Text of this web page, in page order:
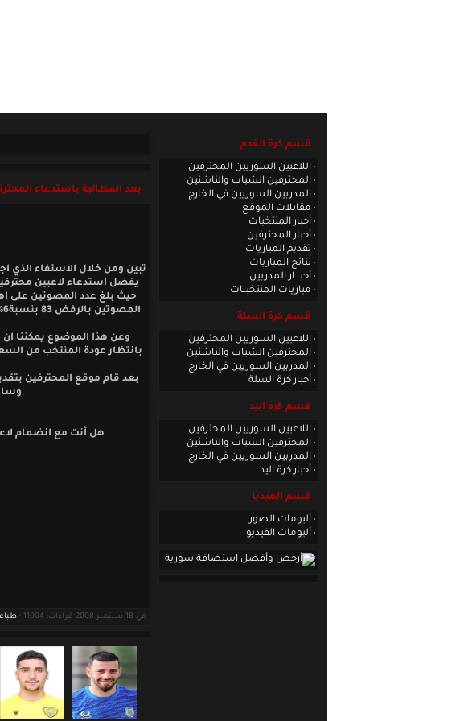
قسم كرة القدم
اللاعبين السوريين المحترفين
المحترفين الشباب والناشئين
المدربين السوريين في الخارج
مقابلات الموقع
أخبار المنتخبات
أخبار المحترفين
تقديم المباريات
نتائج المباريات
أخبـــار المدربين
مباريات المنتخبــات
قسم كرة السلة
اللاعبين السوريين المحترفين
المحترفين الشباب والناشئين
المدربين السوريين في الخارج
أخبار كرة السلة
قسم كرة اليد
اللاعبين السوريين المحترفين
المحترفين الشباب والناشئين
المدربين السوريين في الخارج
أخبار كرة اليد
قسم الميديا
ألبومات الصور
ألبومات الفيديو
بعد المطالبة باستدعاء
تبين ومن خلال الاستفاء الذي
يفضل استدعاء لاعبين
وعن هذا الموضوع يمكننا
بانتظار عودة المنتخب من
بعد قام موقع المحترفين
هل أنت مع انضمام
في 18 سبتمبر 2008 قراءات: 11004 ·